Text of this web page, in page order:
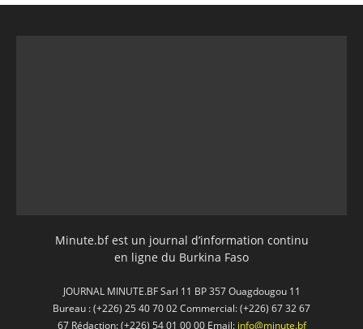
Minute.bf est un journal d’information continu
en ligne du Burkina Faso
JOURNAL MINUTE.BF Sarl 11 BP 357 Ouagdougou 11
Bureau : (+226) 25 40 70 02 Commercial: (+226) 67 32 67
67 Rédaction: (+226) 54 01 00 00 Email: info@minute.bf